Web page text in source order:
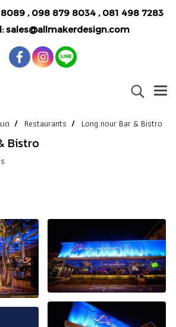
, 098 879 8034 , 081 498 7283
sales@allmakerdesign.com
ด Restaurants Long nour Bar & Bistro
Bistro